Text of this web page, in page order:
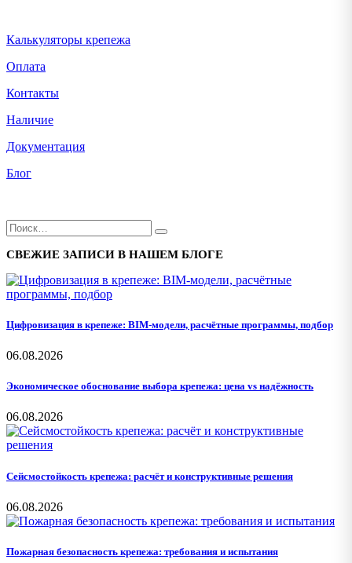
Калькуляторы крепежа
Оплата
Контакты
Наличие
Документация
Блог
СВЕЖИЕ ЗАПИСИ В НАШЕМ БЛОГЕ
Цифровизация в крепеже: BIM-модели, расчётные программы, подбор
06.08.2026
Экономическое обоснование выбора крепежа: цена vs надёжность
06.08.2026
Сейсмостойкость крепежа: расчёт и конструктивные решения
06.08.2026
Пожарная безопасность крепежа: требования и испытания